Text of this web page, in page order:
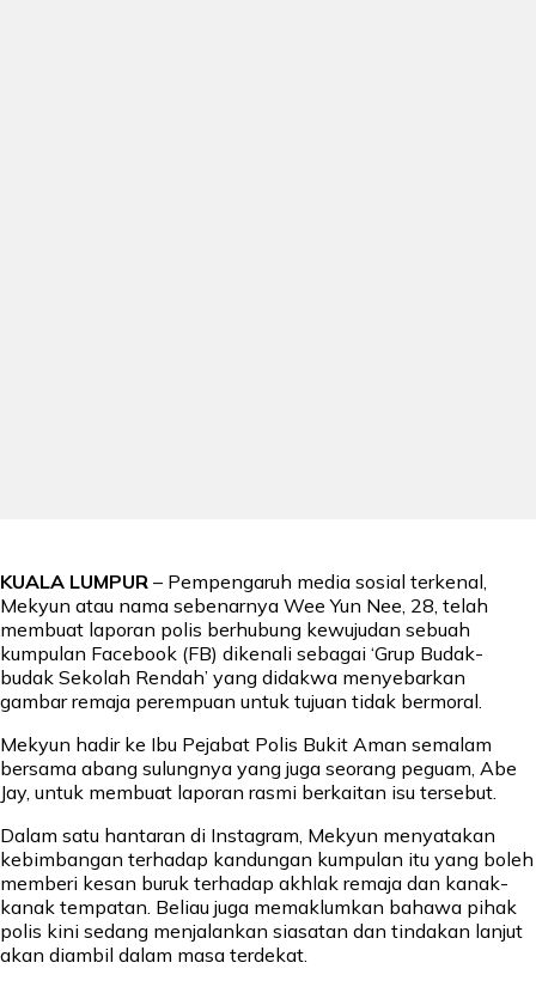
KUALA LUMPUR – Pempengaruh media sosial terkenal,
Mekyun atau nama sebenarnya Wee Yun Nee, 28, telah
membuat laporan polis berhubung kewujudan sebuah
kumpulan Facebook (FB) dikenali sebagai ‘Grup Budak-
budak Sekolah Rendah’ yang didakwa menyebarkan
gambar remaja perempuan untuk tujuan tidak bermoral.
Mekyun hadir ke Ibu Pejabat Polis Bukit Aman semalam
bersama abang sulungnya yang juga seorang peguam, Abe
Jay, untuk membuat laporan rasmi berkaitan isu tersebut.
Dalam satu hantaran di Instagram, Mekyun menyatakan
kebimbangan terhadap kandungan kumpulan itu yang boleh
memberi kesan buruk terhadap akhlak remaja dan kanak-
kanak tempatan. Beliau juga memaklumkan bahawa pihak
polis kini sedang menjalankan siasatan dan tindakan lanjut
akan diambil dalam masa terdekat.